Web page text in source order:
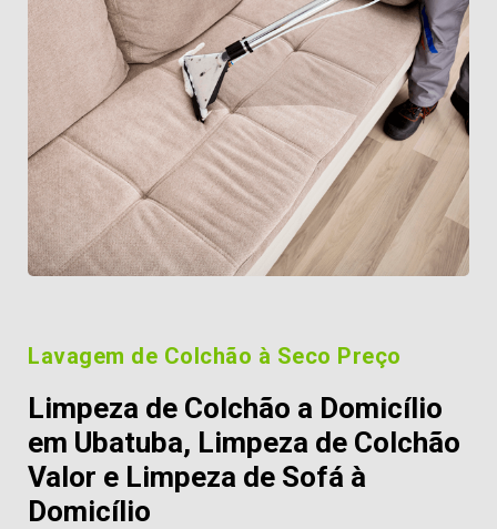
Lavagem de Colchão à Seco Preço
Limpeza de Colchão a Domicílio
em Ubatuba, Limpeza de Colchão
Valor e Limpeza de Sofá à
Domicílio